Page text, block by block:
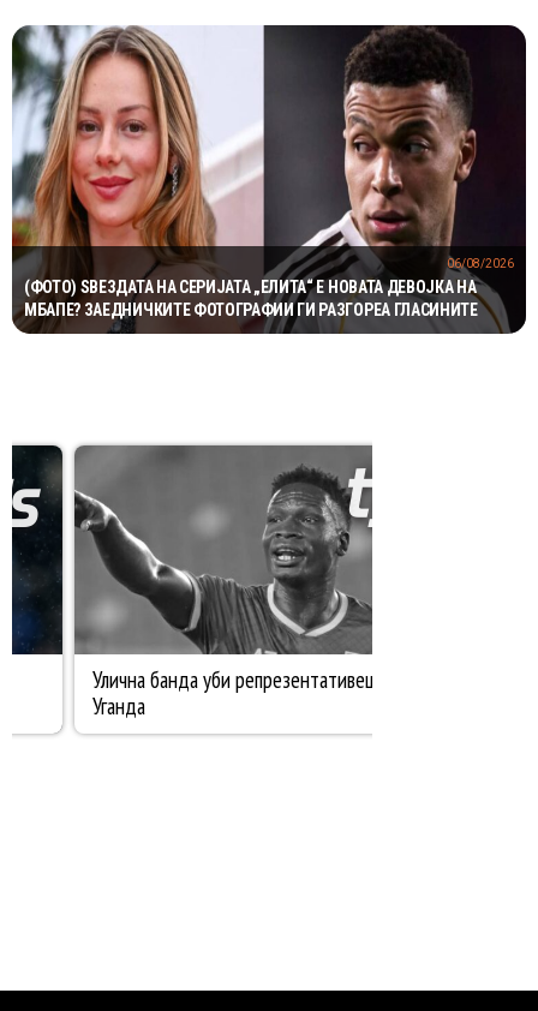
(ФОТО) ЅВЕЗДАТА НА СЕРИЈАТА „ЕЛИТА“ Е НОВАТА ДЕВОЈКА НА
МБАПЕ? ЗАЕДНИЧКИТЕ ФОТОГРАФИИ ГИ РАЗГОРЕА ГЛАСИНИТЕ
06/08/2026